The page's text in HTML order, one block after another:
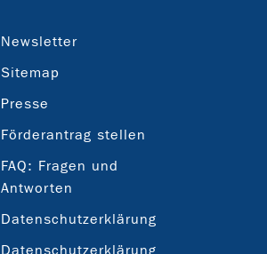
Newsletter
Sitemap
Presse
Förderantrag stellen
FAQ: Fragen und
Antworten
Datenschutzerklärung
Datenschutzerklärung